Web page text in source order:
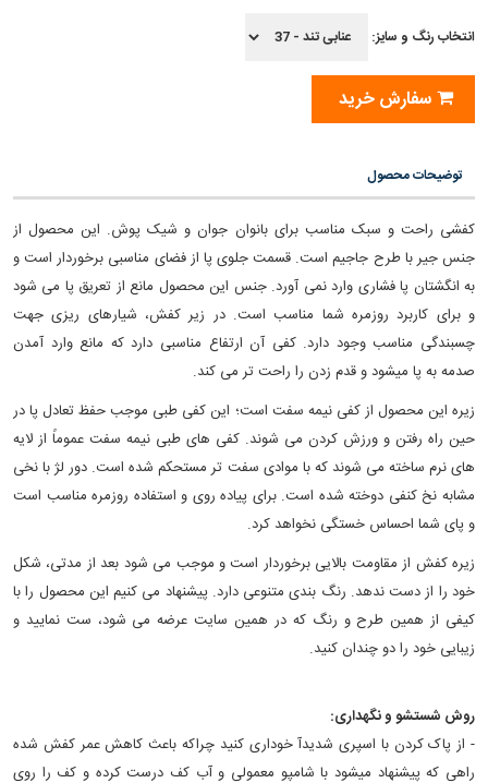
انتخاب رنگ و سایز:
سفارش خرید
توضیحات محصول
کفشی راحت و سبک مناسب برای بانوان جوان و شیک پوش. این محصول از
جنس جیر با طرح جاجیم است. قسمت جلوی پا از فضای مناسبی برخوردار است و
به انگشتان پا فشاری وارد نمی آورد. جنس این محصول مانع از تعریق پا می شود
و برای کاربرد روزمره‏ شما مناسب است. در زیر کفش، شیارهای ریزی جهت
چسبندگی مناسب وجود دارد. کفی آن ارتفاع مناسبی دارد که مانع وارد آمدن
صدمه به پا می‎شود و قدم زدن را راحت تر می کند.
زیره این محصول از کفی نیمه سفت است؛ این کفی طبی موجب حفظ تعادل پا در
حین راه رفتن و ورزش کردن می شوند. کفی های طبی نیمه سفت عموماً از لایه
های نرم ساخته می شوند که با موادی سفت تر مستحکم شده است. دور لژ با نخی
مشابه نخ کنفی دوخته شده‌ است. برای پیاده روی و استفاده روزمره مناسب است
و پای شما احساس خستگی نخواهد کرد.
زیره کفش از مقاومت بالایی برخوردار است و موجب می شود بعد از مدتی، شکل
خود را از دست ندهد. رنگ بندی متنوعی دارد. پیشنهاد می کنیم این محصول را با
کیفی از همین طرح و رنگ که در همین سایت عرضه می شود، ست نمایید و
زیبایی خود را دو چندان کنید.
روش شستشو و نگهداری:
- از پاک کردن با اسپری شدیدآ خوداری کنید چراکه باعث کاهش عمر کفش شده
راهی که پیشنهاد میشود با شامپو معمولی و آب کف درست کرده و کف را روی